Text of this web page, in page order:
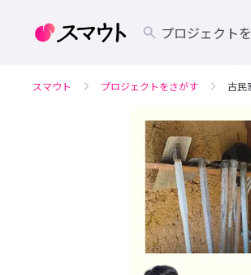
プロジェクト
スマウト プロジェクトをさがす 古民